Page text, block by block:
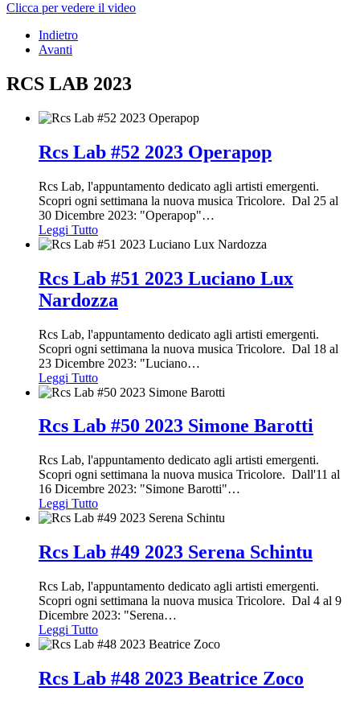
Clicca per vedere il video
Indietro
Avanti
RCS LAB 2023
Rcs Lab #52 2023 Operapop
Rcs Lab, l'appuntamento dedicato agli artisti emergenti.
Scopri ogni settimana la nuova musica Tricolore. Dal 25 al
30 Dicembre 2023: "Operapop"…
Leggi Tutto
Rcs Lab #51 2023 Luciano Lux
Nardozza
Rcs Lab, l'appuntamento dedicato agli artisti emergenti.
Scopri ogni settimana la nuova musica Tricolore. Dal 18 al
23 Dicembre 2023: "Luciano…
Leggi Tutto
Rcs Lab #50 2023 Simone Barotti
Rcs Lab, l'appuntamento dedicato agli artisti emergenti.
Scopri ogni settimana la nuova musica Tricolore. Dall'11 al
16 Dicembre 2023: "Simone Barotti"…
Leggi Tutto
Rcs Lab #49 2023 Serena Schintu
Rcs Lab, l'appuntamento dedicato agli artisti emergenti.
Scopri ogni settimana la nuova musica Tricolore. Dal 4 al 9
Dicembre 2023: "Serena…
Leggi Tutto
Rcs Lab #48 2023 Beatrice Zoco